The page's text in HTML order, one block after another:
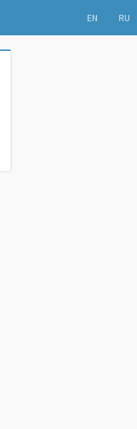
EN RU